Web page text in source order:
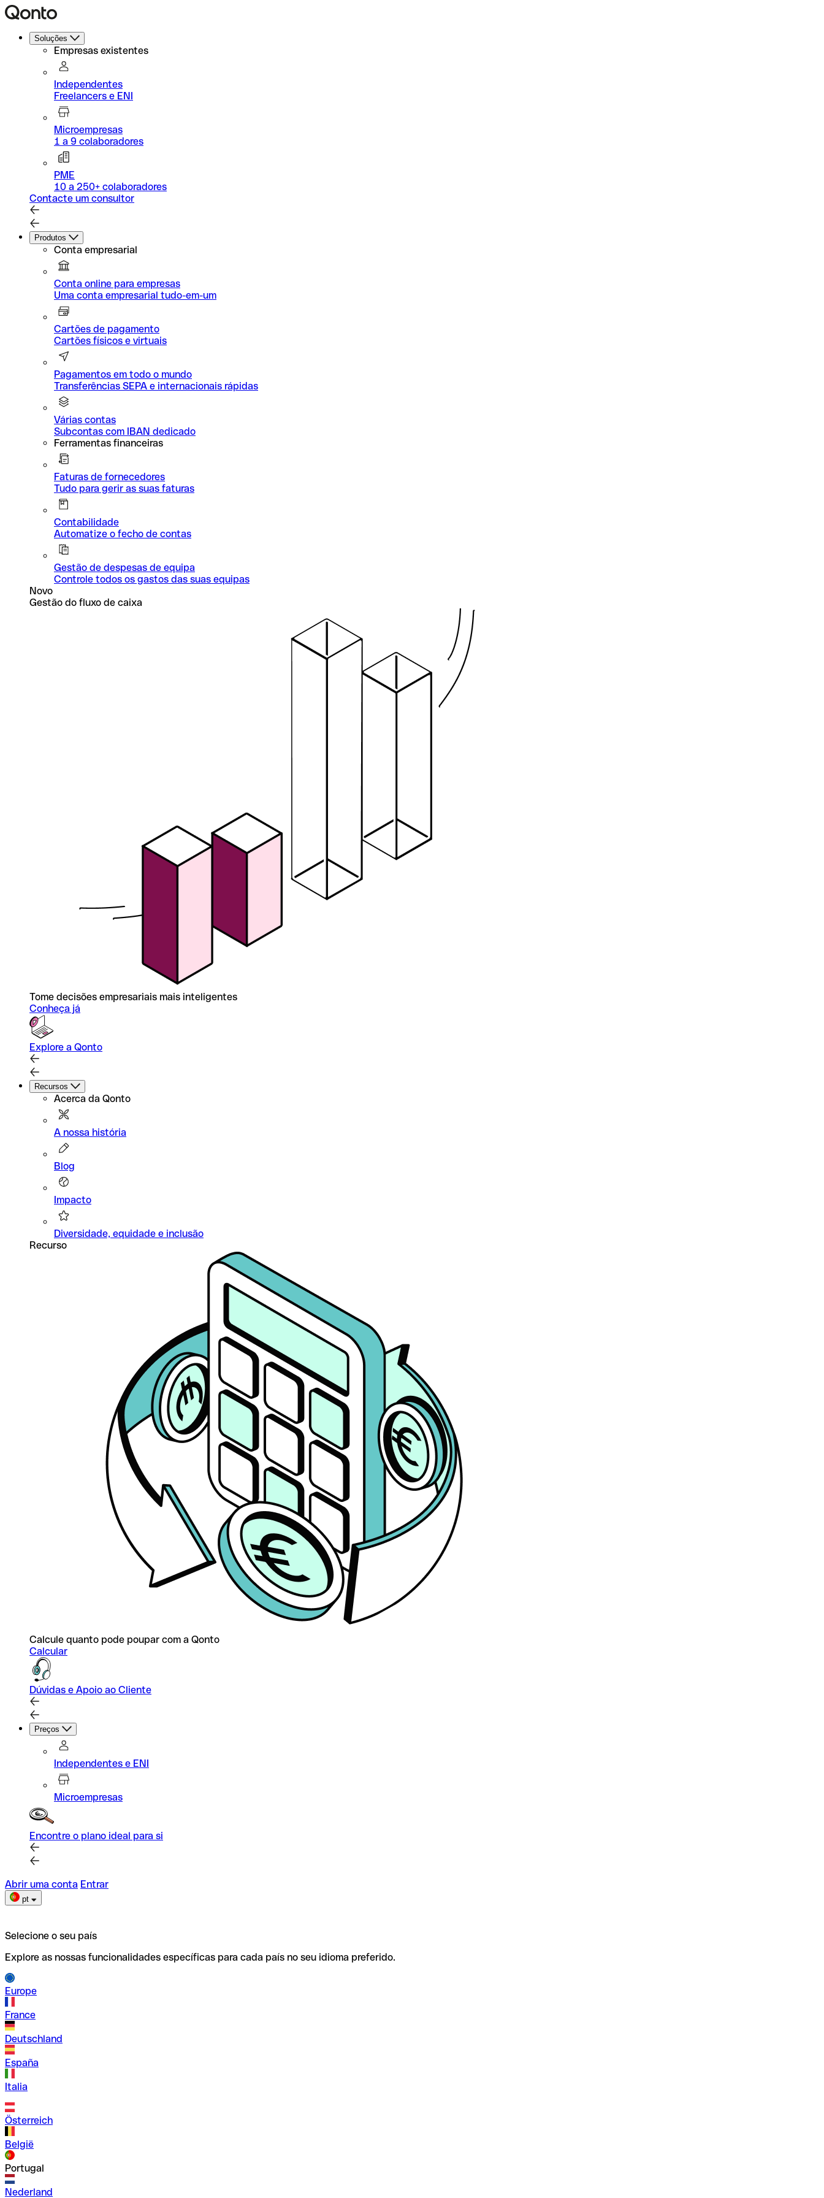
Soluções
Empresas existentes
Independentes
Freelancers e ENI
Microempresas
1 a 9 colaboradores
PME
10 a 250+ colaboradores
Contacte um consultor
Produtos
Conta empresarial
Conta online para empresas
Uma conta empresarial tudo-em-um
Cartões de pagamento
Cartões físicos e virtuais
Pagamentos em todo o mundo
Transferências SEPA e internacionais rápidas
Várias contas
Subcontas com IBAN dedicado
Ferramentas financeiras
Faturas de fornecedores
Tudo para gerir as suas faturas
Contabilidade
Automatize o fecho de contas
Gestão de despesas de equipa
Controle todos os gastos das suas equipas
Novo
Gestão do fluxo de caixa
Tome decisões empresariais mais inteligentes
Conheça já
Explore a Qonto
Recursos
Acerca da Qonto
A nossa história
Blog
Impacto
Diversidade, equidade e inclusão
Recurso
Calcule quanto pode poupar com a Qonto
Calcular
Dúvidas e Apoio ao Cliente
Preços
Independentes e ENI
Microempresas
Encontre o plano ideal para si
Abrir uma conta Entrar
pt
Selecione o seu país
Explore as nossas funcionalidades específicas para cada país no seu idioma preferido.
Europe
France
Deutschland
España
Italia
Österreich
België
Portugal
Nederland